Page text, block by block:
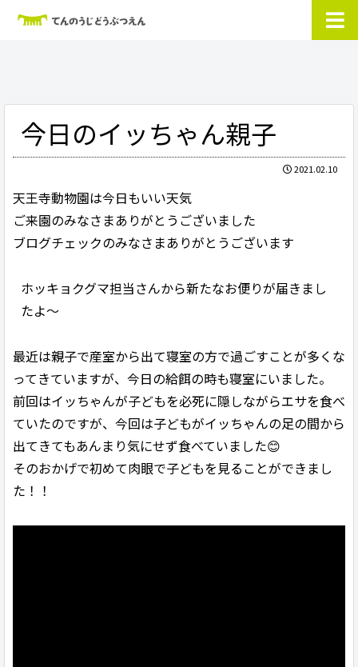
今日のイッちゃん親子
2021.02.10
天王寺動物園は今日もいい天気
ご来園のみなさまありがとうございました
ブログチェックのみなさまありがとうございます
ホッキョクグマ担当さんから新たなお便りが届きまし
たよ～
最近は親子で産室から出て寝室の方で過ごすことが多くな
ってきていますが、今日の給餌の時も寝室にいました。
前回はイッちゃんが子どもを必死に隠しながらエサを食べ
ていたのですが、今回は子どもがイッちゃんの足の間から
出てきてもあんまり気にせず食べていました😊
そのおかげで初めて肉眼で子どもを見ることができまし
た！！